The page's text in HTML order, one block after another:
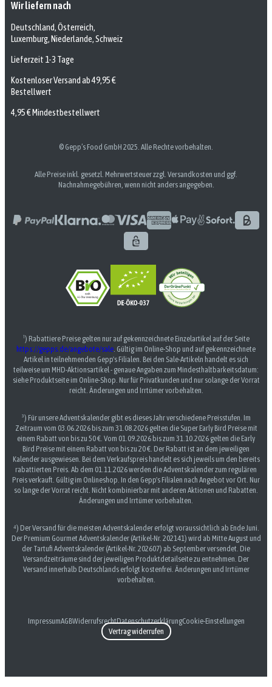
Wir liefern nach
Deutschland, Österreich,
Luxemburg, Niederlande, Schweiz
Lieferzeit 1-3 Tage
Kostenloser Versand ab 49,95 €
Bestellwert
4,95 € Mindestbestellwert
© Gepp’s Food GmbH 2025. Alle Rechte vorbehalten.
Alle Preise inkl. gesetzl. Mehrwertsteuer zzgl. Versandkosten und ggf.
Nachnahmegebühren, wenn nicht anders angegeben.
¹) Rabattiere Preise gelten nur auf gekennzeichnete Einzelartikel auf der Seite
https://gepps.de/angebote/sale. Gültig im Online-Shop und auf gekennzeichnete
Artikel in teilnehmenden Gepp's Filialen. Bei den Sale-Artikeln handelt es sich
teilweise um MHD-Aktionsartikel - genaue Angaben zum Mindesthaltbarkeitsdatum:
siehe Produktseite im Online-Shop. Nur für Privatkunden und nur solange der Vorrat
reicht. Änderungen und Irrtümer vorbehalten.
³) Für unsere Adventskalender gibt es dieses Jahr verschiedene Preisstufen. Im
Zeitraum vom 03.06.2026 bis zum 31.08.2026 gelten die Super Early Bird Preise mit
einem Rabatt von bis zu 50 €. Vom 01.09.2026 bis zum 31.10.2026 gelten die Early
Bird Preise mit einem Rabatt von bis zu 20 €. Der Rabatt ist an dem jeweiligen
Kalender ausgewiesen. Bei dem Verkaufspreis handelt es sich jeweils um den bereits
rabattierten Preis. Ab dem 01.11.2026 werden die Adventskalender zum regulären
Preis verkauft. Gültig im Onlineshop. In den Gepp's Filialen nach Angebot vor Ort. Nur
so lange der Vorrat reicht. Nicht kombinierbar mit anderen Aktionen und Rabatten.
Änderungen und Irrtümer vorbehalten.
⁴) Der Versand für die meisten Adventskalender erfolgt voraussichtlich ab Ende Juni.
Der Premium Gourmet Adventskalender (Artikel-Nr. 202141) wird ab Mitte August und
der Tartufi Adventskalender (Artikel-Nr. 202607) ab September versendet. Die
Versandzeiträume sind der jeweiligen Produktdetailseite zu entnehmen. Der
Versand innerhalb Deutschlands erfolgt kostenfrei. Änderungen und Irrtümer
vorbehalten.
ImpressumAGBWiderrufsrechtDatenschutzerklärungCookie-Einstellungen
Vertrag widerrufen